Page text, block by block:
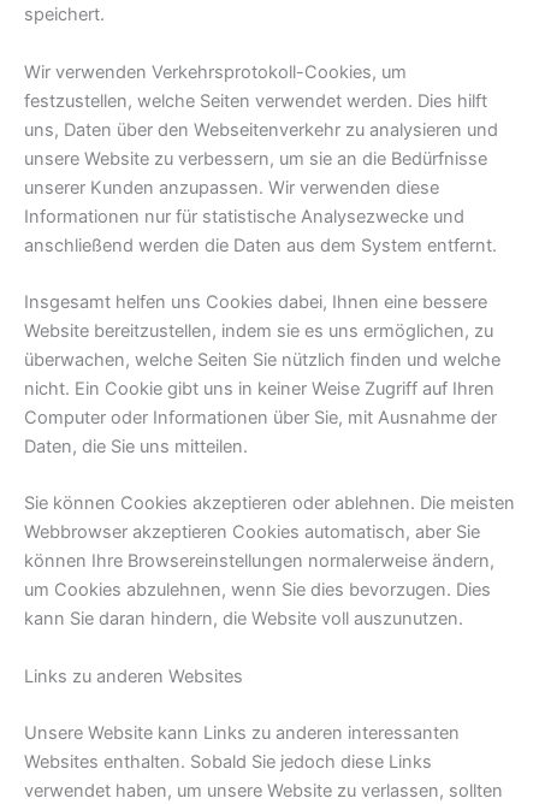
speichert.
Wir verwenden Verkehrsprotokoll-Cookies, um
festzustellen, welche Seiten verwendet werden. Dies hilft
uns, Daten über den Webseitenverkehr zu analysieren und
unsere Website zu verbessern, um sie an die Bedürfnisse
unserer Kunden anzupassen. Wir verwenden diese
Informationen nur für statistische Analysezwecke und
anschließend werden die Daten aus dem System entfernt.
Insgesamt helfen uns Cookies dabei, Ihnen eine bessere
Website bereitzustellen, indem sie es uns ermöglichen, zu
überwachen, welche Seiten Sie nützlich finden und welche
nicht. Ein Cookie gibt uns in keiner Weise Zugriff auf Ihren
Computer oder Informationen über Sie, mit Ausnahme der
Daten, die Sie uns mitteilen.
Sie können Cookies akzeptieren oder ablehnen. Die meisten
Webbrowser akzeptieren Cookies automatisch, aber Sie
können Ihre Browsereinstellungen normalerweise ändern,
um Cookies abzulehnen, wenn Sie dies bevorzugen. Dies
kann Sie daran hindern, die Website voll auszunutzen.
Links zu anderen Websites
Unsere Website kann Links zu anderen interessanten
Websites enthalten. Sobald Sie jedoch diese Links
verwendet haben, um unsere Website zu verlassen, sollten